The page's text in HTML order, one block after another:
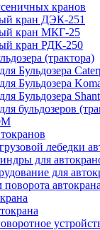
кранов
кран ДЭК-251
кран МКГ-25
кран РДК-250
(трактора)
Бульдозера
Бульдозера
Бульдозера
бульдозеров
лебедки
для
для
автокрана